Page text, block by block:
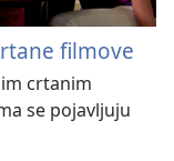
filmove
crtanim
se pojavljuju